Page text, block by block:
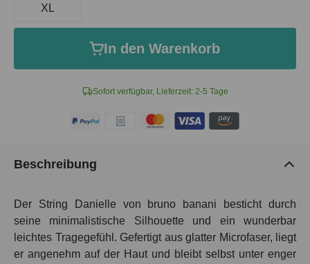
Sofort verfügbar, Lieferzeit: 2-5 Tage
XL
In den Warenkorb
Beschreibung
Der String Danielle von bruno banani besticht durch
seine minimalistische Silhouette und ein wunderbar
leichtes Tragegefühl. Gefertigt aus glatter Microfaser, liegt
er angenehm auf der Haut und bleibt selbst unter enger